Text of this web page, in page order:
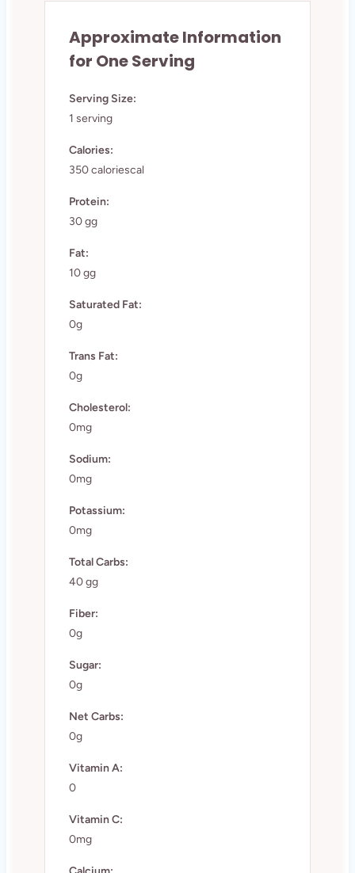
Approximate Information
for One Serving
Serving Size:
1 serving
Calories:
350 caloriescal
Protein:
30 gg
Fat:
10 gg
Saturated Fat:
0g
Trans Fat:
0g
Cholesterol:
0mg
Sodium:
0mg
Potassium:
0mg
Total Carbs:
40 gg
Fiber:
0g
Sugar:
0g
Net Carbs:
0g
Vitamin A:
0
Vitamin C:
0mg